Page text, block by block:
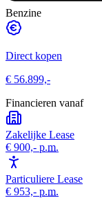
Benzine
Direct kopen
€ 56.899,-
Financieren vanaf
Zakelijke Lease
€ 900,- p.m.
Particuliere Lease
€ 953,- p.m.